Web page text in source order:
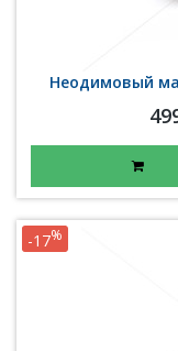
Неодимовый
-17%